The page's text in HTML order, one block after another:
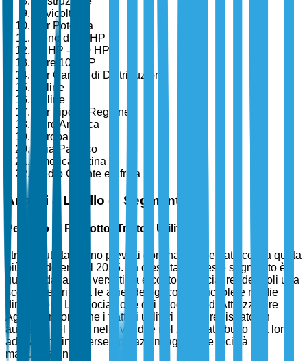
Silvicoltura
Per Potenza
Meno di 40 HP
40 HP - 100 HP
Oltre 100 HP
Per Canale di Distribuzione
Offline
Online
Per Tipo di Regione
Nord America
Europa
Asia-Pacifico
America Latina
Medio Oriente e Africa
Analisi a Livello di Segmento
Per Tipo di Prodotto: Trattori Utilitari
I trattori utilitari sono previsti dominare il mercato con la quota
più grande entro il 2025. La crescita di questo segmento è
guidata dalla loro versatilità e costo-efficacia, rendendoli una
scelta preferita tra le aziende agricole di piccole e medie
dimensioni. L'Associazione dei Produttori di Attrezzature
Agricole riporta che i trattori utilitari hanno registrato un
aumento del 47% nelle vendite nel 2024, attribuito alla loro
adattabilità in diverse operazioni agricole e facilità di
manutenzione.